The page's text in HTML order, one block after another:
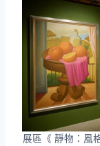
展區《 靜物：風